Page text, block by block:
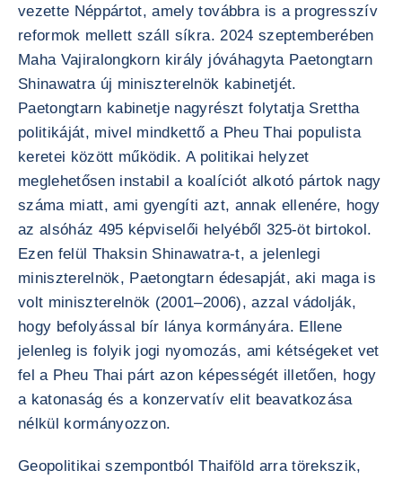
vezette Néppártot, amely továbbra is a progresszív
reformok mellett száll síkra. 2024 szeptemberében
Maha Vajiralongkorn király jóváhagyta Paetongtarn
Shinawatra új miniszterelnök kabinetjét.
Paetongtarn kabinetje nagyrészt folytatja Srettha
politikáját, mivel mindkettő a Pheu Thai populista
keretei között működik. A politikai helyzet
meglehetősen instabil a koalíciót alkotó pártok nagy
száma miatt, ami gyengíti azt, annak ellenére, hogy
az alsóház 495 képviselői helyéből 325-öt birtokol.
Ezen felül Thaksin Shinawatra-t, a jelenlegi
miniszterelnök, Paetongtarn édesapját, aki maga is
volt miniszterelnök (2001–2006), azzal vádolják,
hogy befolyással bír lánya kormányára. Ellene
jelenleg is folyik jogi nyomozás, ami kétségeket vet
fel a Pheu Thai párt azon képességét illetően, hogy
a katonaság és a konzervatív elit beavatkozása
nélkül kormányozzon.
Geopolitikai szempontból Thaiföld arra törekszik,